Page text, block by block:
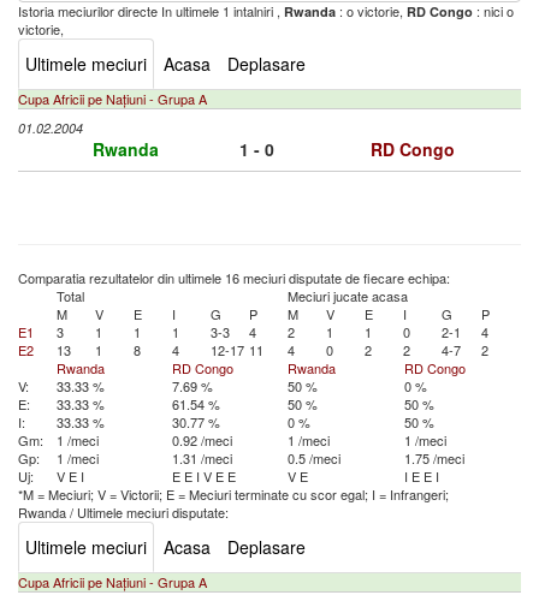
Istoria meciurilor directe In ultimele 1 intalniri , Rwanda : o victorie, RD Congo : nici o
victorie,
Ultimele meciuri Acasa Deplasare
Cupa Africii pe Națiuni - Grupa A
01.02.2004
Rwanda 1 - 0 RD Congo
Comparatia rezultatelor din ultimele 16 meciuri disputate de fiecare echipa:
Total
Meciuri jucate acasa
M
V E I G P M V E I G
P
E1
3 1 1 1 3-3 4 2 1 1 0 2-1
4
E2
13 1 8 4 12-17 11 4 0 2 2 4-7
2
Rwanda
RD Congo Rwanda
RD Congo
V:
33.33 % 7.69 % 50 %
0 %
E:
33.33 % 61.54 % 50 %
50 %
I:
33.33 % 30.77 % 0 %
50 %
Gm:
1 /meci 0.92 /meci 1 /meci
1 /meci
Gp:
1 /meci 1.31 /meci 0.5 /meci
1.75 /meci
Uj:
V E I E E I V E E V E I E E I
*M = Meciuri; V = Victorii; E = Meciuri terminate cu scor egal; I = Infrangeri;
Rwanda/ Ultimele meciuri disputate:
Ultimele meciuri Acasa Deplasare
Cupa Africii pe Națiuni - Grupa A